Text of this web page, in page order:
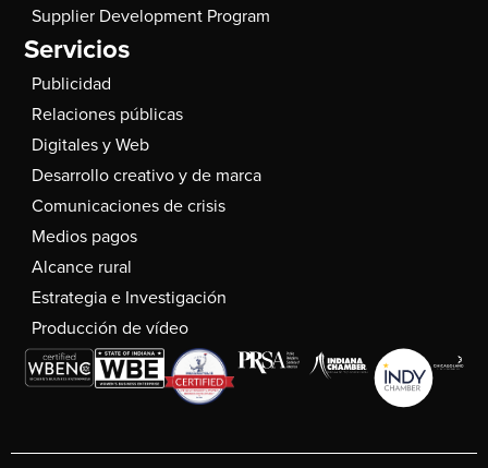
Supplier Development Program
Servicios
Publicidad
Relaciones públicas
Digitales y Web
Desarrollo creativo y de marca
Comunicaciones de crisis
Medios pagos
Alcance rural
Estrategia e Investigación
Producción de vídeo